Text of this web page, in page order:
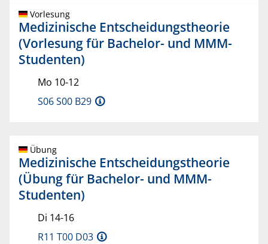
Vorlesung
Medizinische Entscheidungstheorie
(Vorlesung für Bachelor- und MMM-
Studenten)
Mo 10-12
S06 S00 B29
Übung
Medizinische Entscheidungstheorie
(Übung für Bachelor- und MMM-
Studenten)
Di 14-16
R11 T00 D03